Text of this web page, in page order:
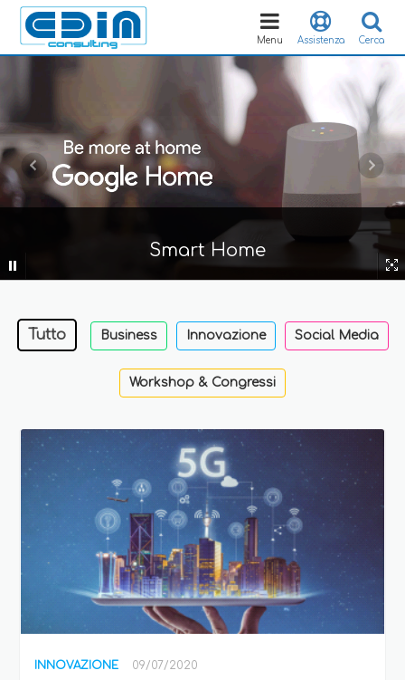
Cerca
Assistenza
Toggle
navigation
Menu
Smart Home
Tutto Business Innovazione Social Media
Workshop & Congressi
INNOVAZIONE 09/07/2020